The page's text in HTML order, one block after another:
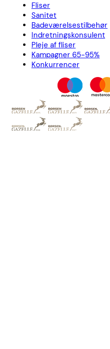
Fliser
Sanitet
Badeværelsestilbehør
Indretningskonsulent
Pleje af fliser
Kampagner 65-95%
Konkurrencer